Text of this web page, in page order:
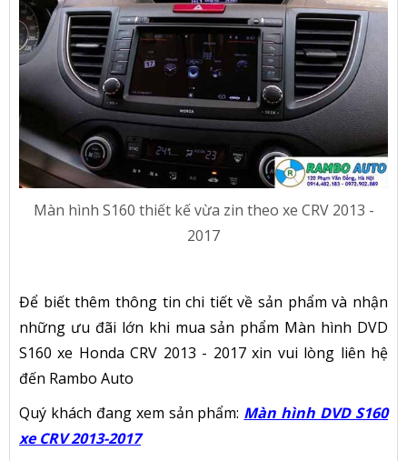
Màn hình S160 thiết kế vừa zin theo xe CRV 2013 -
2017
Để biết thêm thông tin chi tiết về sản phẩm và nhận
những ưu đãi lớn khi mua sản phẩm Màn hình DVD
S160 xe Honda CRV 2013 - 2017 xin vui lòng liên hệ
đến Rambo Auto
Quý khách đang xem sản phẩm: Màn hình DVD S160
xe CRV 2013-2017